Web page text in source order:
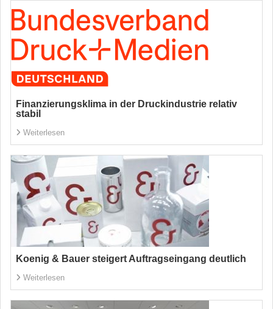
Finanzierungsklima in der Druckindustrie relativ
stabil
Weiterlesen
Koenig & Bauer steigert Auftragseingang deutlich
Weiterlesen